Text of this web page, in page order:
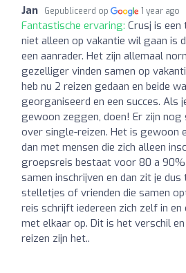
Jan Gepubliceerd op 1 year ago
Fantastische ervaring: Crusj is
niet alleen op vakantie wil gaan is
een aanrader. Het zijn allemaal
gezelliger vinden samen op
heb nu 2 reizen gedaan en beide
georganiseerd en een succes. Als
gewoon zeggen, doen! Er zijn
over single-reizen. Het is gewoon
dan met mensen die zich alleen
groepsreis bestaat voor 80 a 90%
samen inschrijven en dan zit je dus
stelletjes of vrienden die samen
reis schrijft iedereen zich zelf in
met elkaar op. Dit is het verschil
reizen zijn het..